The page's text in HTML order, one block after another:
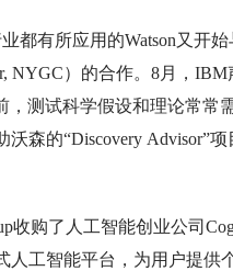
都有所应用的Watson又开
NYGC）的合作。8月，IBM
，测试科学假设和理论常常
森的“Discovery Advisor”
收购了人工智能创业公司
人工智能平台，为用户提供